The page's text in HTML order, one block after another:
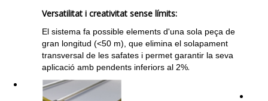
Versatilitat i creativitat sense límits:
El sistema fa possible elements d'una sola peça de
gran longitud (<50 m), que elimina el solapament
transversal de les safates i permet garantir la seva
aplicació amb pendents inferiors al 2%.